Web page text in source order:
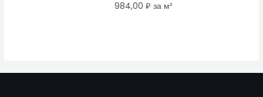
984,00₽ за м²